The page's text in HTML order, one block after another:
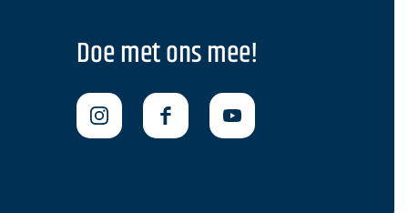
Doe met ons mee!